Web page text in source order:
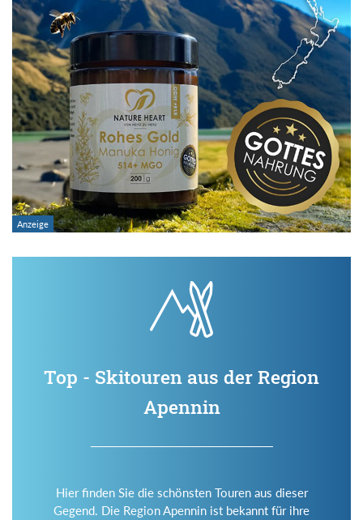
Top - Skitouren aus der Region
Apennin
Hier finden Sie die schönsten Touren aus dieser
Gegend. Die Region Apennin ist bekannt für ihre